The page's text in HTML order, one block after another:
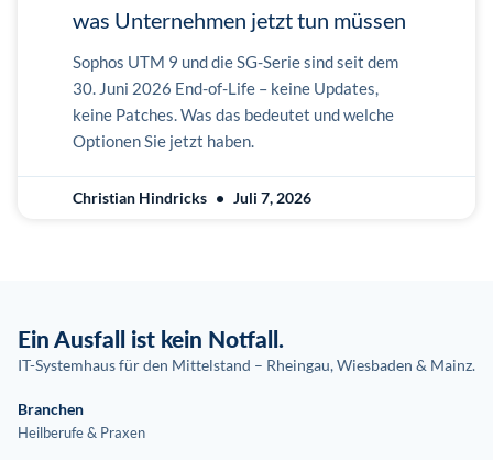
was Unternehmen jetzt tun müssen
Sophos UTM 9 und die SG-Serie sind seit dem
30. Juni 2026 End-of-Life – keine Updates,
keine Patches. Was das bedeutet und welche
Optionen Sie jetzt haben.
Christian Hindricks Juli 7, 2026
Ein Ausfall ist kein Notfall.
IT-Systemhaus für den Mittelstand – Rheingau, Wiesbaden & Mainz.
Branchen
Heilberufe & Praxen